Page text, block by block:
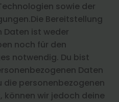
sowie der
Bereitstellung
Daten ist weder
noch für den
notwendig. Du bist
Daten
die personenbezogenen
wir jedoch deine